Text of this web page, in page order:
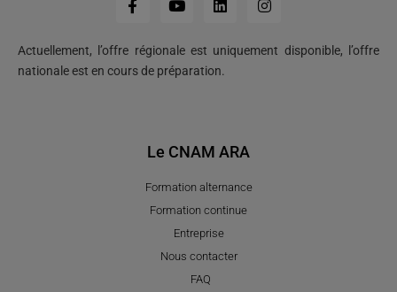
Actuellement, l’offre régionale est uniquement disponible, l’offre
nationale est en cours de préparation.
Le CNAM ARA
Formation alternance
Formation continue
Entreprise
Nous contacter
FAQ